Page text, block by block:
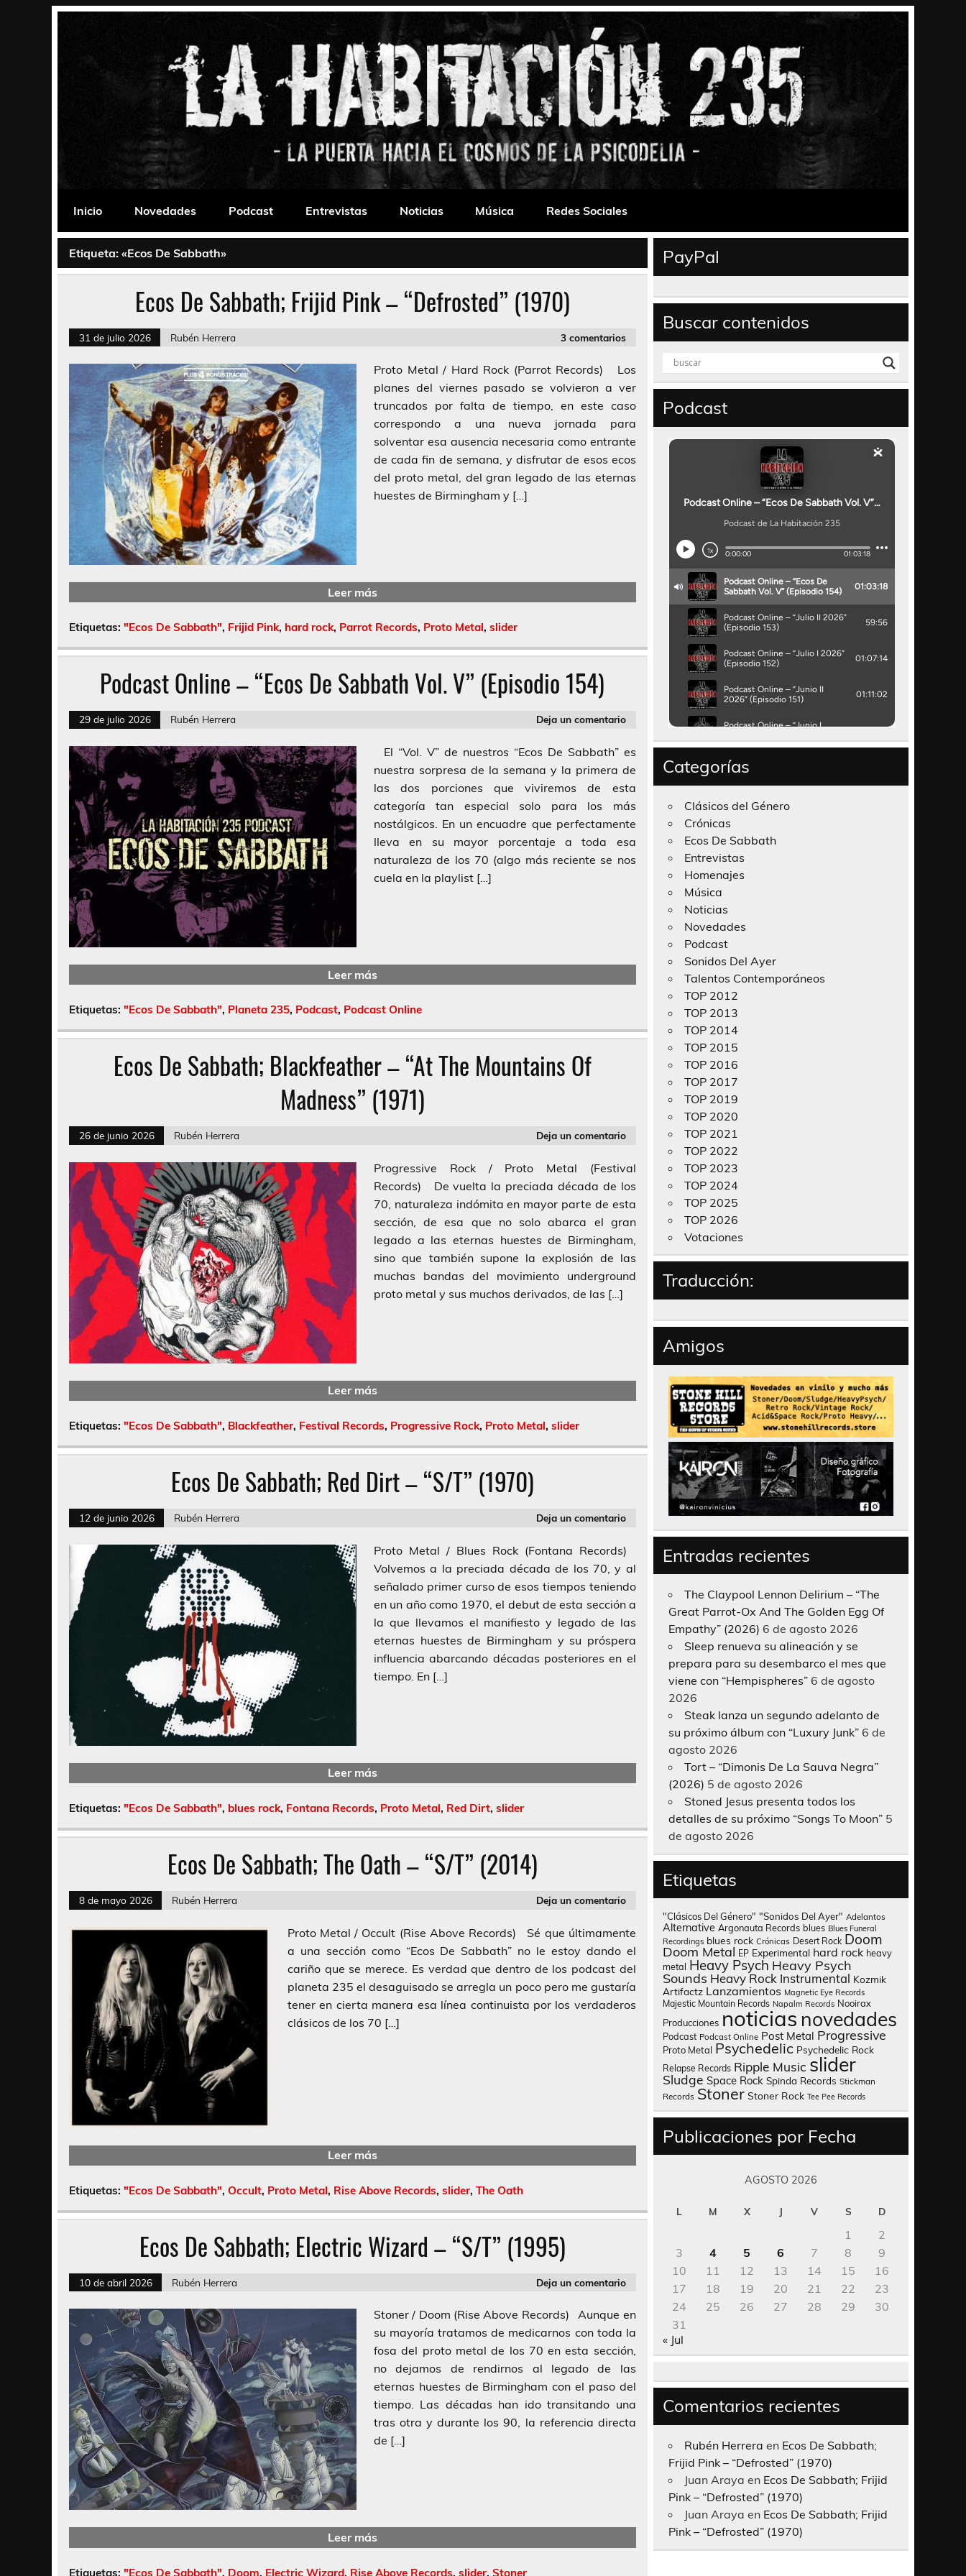
La Habitación 235
Inicio
Novedades Podcast Entrevistas Noticias Música Redes Sociales
Etiqueta: «Ecos De Sabbath»
Ecos De Sabbath; Frijid Pink – “Defrosted” (1970)
31 de julio 2026 Rubén Herrera 3 comentarios
Proto Metal / Hard Rock (Parrot Records) Los
planes del viernes pasado se volvieron a ver
truncados por falta de tiempo, en este caso
correspondo a una nueva jornada para
solventar esa ausencia necesaria como entrante
de cada fin de semana, y disfrutar de esos ecos
del proto metal, del gran legado de las eternas
huestes de Birmingham y […]
Leer más
Etiquetas: "Ecos De Sabbath", Frijid Pink, hard rock, Parrot Records, Proto Metal, slider
Podcast Online – “Ecos De Sabbath Vol. V” (Episodio 154)
29 de julio 2026 Rubén Herrera Deja un comentario
El “Vol. V” de nuestros “Ecos De Sabbath” es
nuestra sorpresa de la semana y la primera de
las dos porciones que viviremos de esta
categoría tan especial solo para los más
nostálgicos. En un encuadre que perfectamente
lleva en su mayor porcentaje a toda esa
naturaleza de los 70 (algo más reciente se nos
cuela en la playlist […]
Leer más
Etiquetas: "Ecos De Sabbath", Planeta 235, Podcast, Podcast Online
Ecos De Sabbath; Blackfeather – “At The Mountains Of
Madness” (1971)
26 de junio 2026 Rubén Herrera Deja un comentario
Progressive Rock / Proto Metal (Festival
Records) De vuelta la preciada década de los
70, naturaleza indómita en mayor parte de esta
sección, de esa que no solo abarca el gran
legado a las eternas huestes de Birmingham,
sino que también supone la explosión de las
muchas bandas del movimiento underground
proto metal y sus muchos derivados, de las […]
Leer más
Etiquetas: "Ecos De Sabbath", Blackfeather, Festival Records, Progressive Rock, Proto Metal, slider
Ecos De Sabbath; Red Dirt – “S/T” (1970)
12 de junio 2026 Rubén Herrera Deja un comentario
Proto Metal / Blues Rock (Fontana Records)
Volvemos a la preciada década de los 70, y al
señalado primer curso de esos tiempos teniendo
en un año como 1970, el debut de esta sección a
la que llevamos el manifiesto y legado de las
eternas huestes de Birmingham y su próspera
influencia abarcando décadas posteriores en el
tiempo. En […]
Leer más
Etiquetas: "Ecos De Sabbath", blues rock, Fontana Records, Proto Metal, Red Dirt, slider
Ecos De Sabbath; The Oath – “S/T” (2014)
8 de mayo 2026 Rubén Herrera Deja un comentario
Proto Metal / Occult (Rise Above Records) Sé que últimamente
a una sección como “Ecos De Sabbath” no le estoy dando el
cariño que se merece. Es verdad que dentro de los podcast del
planeta 235 el desaguisado se arregla un poco pero me gustaría
tener en cierta manera esa línea continuista por los verdaderos
clásicos de los 70 […]
Leer más
Etiquetas: "Ecos De Sabbath", Occult, Proto Metal, Rise Above Records, slider, The Oath
Ecos De Sabbath; Electric Wizard – “S/T” (1995)
10 de abril 2026 Rubén Herrera Deja un comentario
Stoner / Doom (Rise Above Records) Aunque en
su mayoría tratamos de medicarnos con toda la
fosa del proto metal de los 70 en esta sección,
no dejamos de rendirnos al legado de las
eternas huestes de Birmingham con el paso del
tiempo. Las décadas han ido transitando una
tras otra y durante los 90, la referencia directa
de […]
Leer más
Etiquetas: "Ecos De Sabbath", Doom, Electric Wizard, Rise Above Records, slider, Stoner
PayPal
Buscar contenidos
Podcast
Categorías
Clásicos del Género
Crónicas
Ecos De Sabbath
Entrevistas
Homenajes
Música
Noticias
Novedades
Podcast
Sonidos Del Ayer
Talentos Contemporáneos
TOP 2012
TOP 2013
TOP 2014
TOP 2015
TOP 2016
TOP 2017
TOP 2019
TOP 2020
TOP 2021
TOP 2022
TOP 2023
TOP 2024
TOP 2025
TOP 2026
Votaciones
Traducción:
Amigos
Entradas recientes
The Claypool Lennon Delirium – “The
Great Parrot-Ox And The Golden Egg Of
Empathy” (2026) 6 de agosto 2026
Sleep renueva su alineación y se
prepara para su desembarco el mes que
viene con “Hempispheres” 6 de agosto
2026
Steak lanza un segundo adelanto de
su próximo álbum con “Luxury Junk” 6 de
agosto 2026
Tort – “Dimonis De La Sauva Negra”
(2026) 5 de agosto 2026
Stoned Jesus presenta todos los
detalles de su próximo “Songs To Moon” 5
de agosto 2026
Etiquetas
"Clásicos Del Género" "Sonidos Del Ayer" Adelantos
Alternative Argonauta Records blues Blues Funeral
Recordings blues rock Crónicas Desert Rock Doom
Doom Metal EP Experimental hard rock heavy
metal Heavy Psych Heavy Psych
Sounds Heavy Rock Instrumental Kozmik
Artifactz Lanzamientos Magnetic Eye Records
Majestic Mountain Records Napalm Records Nooirax
Producciones noticias novedades
Podcast Podcast Online Post Metal Progressive
Proto Metal Psychedelic Psychedelic Rock
Relapse Records Ripple Music slider
Sludge Space Rock Spinda Records Stickman
Records Stoner Stoner Rock Tee Pee Records
Publicaciones por Fecha
AGOSTO 2026
L M X J V S D
1
2
3
4 5 6 7 8
9
10
11 12 13 14 15
16
17
18 19 20 21 22
23
24
25 26 27 28 29
30
31
« Jul
Comentarios recientes
Rubén Herrera en Ecos De Sabbath;
Frijid Pink – “Defrosted” (1970)
Juan Araya en Ecos De Sabbath; Frijid
Pink – “Defrosted” (1970)
Juan Araya en Ecos De Sabbath; Frijid
Pink – “Defrosted” (1970)